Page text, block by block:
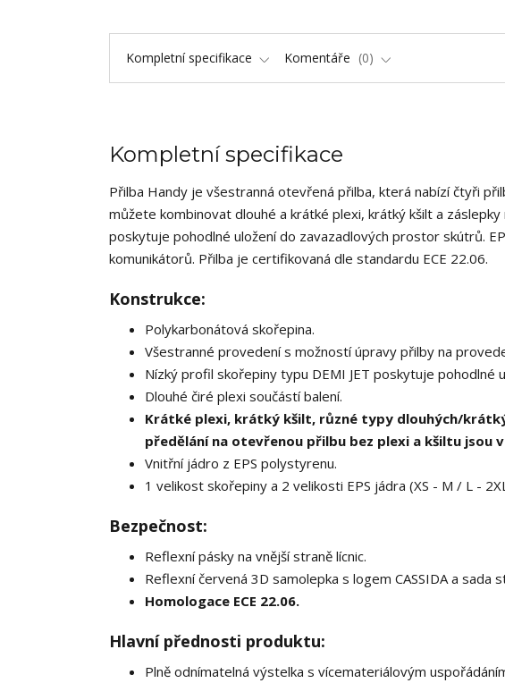
Kompletní specifikace Komentáře 0
Kompletní specifikace
Přilba Handy je všestranná otevřená přilba, která nabízí čtyři
můžete kombinovat dlouhé a krátké plexi, krátký kšilt a
poskytuje pohodlné uložení do zavazadlových prostor skútrů.
komunikátorů. Přilba je certifikovaná dle standardu ECE 22.06.
Konstrukce:
Polykarbonátová skořepina.
Všestranné provedení s možností úpravy přilby na
Nízký profil skořepiny typu DEMI JET poskytuje pohodlné
Dlouhé čiré plexi součástí balení.
Krátké plexi, krátký kšilt, různé typy dlouhých/
předělání na otevřenou přilbu bez plexi a kšiltu jsou
Vnitřní jádro z EPS polystyrenu.
1 velikost skořepiny a 2 velikosti EPS jádra (XS - M / L -
Bezpečnost:
Reflexní pásky na vnější straně lícnic.
Reflexní červená 3D samolepka s logem CASSIDA a
Homologace ECE 22.06.
Hlavní přednosti produktu:
Plně odnímatelná výstelka s vícemateriálovým